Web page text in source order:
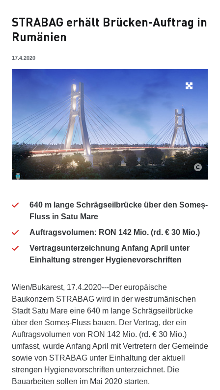
STRABAG erhält Brücken-Auftrag in
Rumänien
17.4.2020
640 m lange Schrägseilbrücke über den Someș-
Fluss in Satu Mare
Auftragsvolumen: RON 142 Mio. (rd. € 30 Mio.)
Vertragsunterzeichnung Anfang April unter
Einhaltung strenger Hygienevorschriften
Wien/Bukarest, 17.4.2020---Der europäische
Baukonzern STRABAG wird in der westrumänischen
Stadt Satu Mare eine 640 m lange Schrägseilbrücke
über den Someș-Fluss bauen. Der Vertrag, der ein
Auftragsvolumen von RON 142 Mio. (rd. € 30 Mio.)
umfasst, wurde Anfang April mit Vertretern der Gemeinde
sowie von STRABAG unter Einhaltung der aktuell
strengen Hygienevorschriften unterzeichnet. Die
Bauarbeiten sollen im Mai 2020 starten.